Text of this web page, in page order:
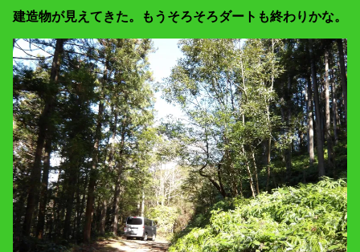
建造物が見えてきた。もうそろそろダートも終わりかな。